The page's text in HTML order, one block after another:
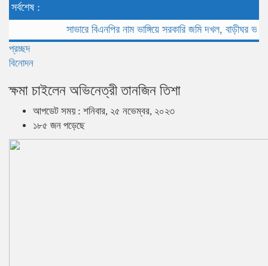
সর্বশেষ :
সাভারে বিএনপির নাম ভাঙ্গিয়ে সরকারি জমি দখল, বাড়ীঘর ভাংচুর
প্রচ্ছদ
বিনোদন
ক্ষমা চাইলেন অভিনেত্রী তানজিন তিশা
আপডেট সময় : শনিবার, ২৫ নভেম্বর, ২০২৩
১৮৫ জন পড়েছে